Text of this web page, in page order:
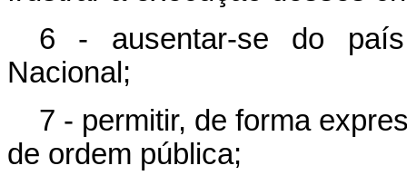
6 - ausentar-se do
Nacional;
7 - permitir, de forma
de ordem pública;